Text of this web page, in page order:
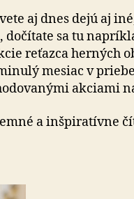
aj dnes dejú aj
dočítate sa tu
reťazca herných
mesiac v
akciami
a inšpiratívne